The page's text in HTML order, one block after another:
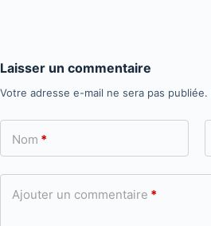
Laisser un commentaire
Votre adresse e-mail ne sera pas publiée.
Nom *
Ajouter un commentaire *